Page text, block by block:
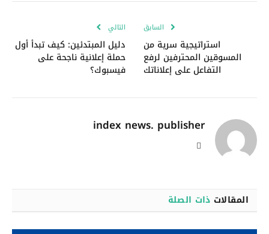
السابق
استراتيجية سرية من
المسوقين المحترفين لرفع
التفاعل على إعلاناتك
التالي
دليل المبتدئين: كيف تبدأ أول
حملة إعلانية ناجحة على
فيسبوك؟
index news. publisher
المقالات ذات الصلة